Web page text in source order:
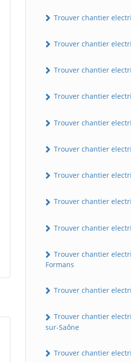
Trouver chantier
Trouver chantier
Trouver chantier
Trouver chantier
Trouver chantier
Trouver chantier
Trouver chantier
Trouver chantier
Trouver chantier
Trouver chantier
Formans
Trouver chantier
Trouver chantier
sur-Saône
Trouver chantier